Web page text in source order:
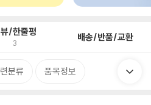
/한줄평
3 배송/반품/교환
분류 품목정보